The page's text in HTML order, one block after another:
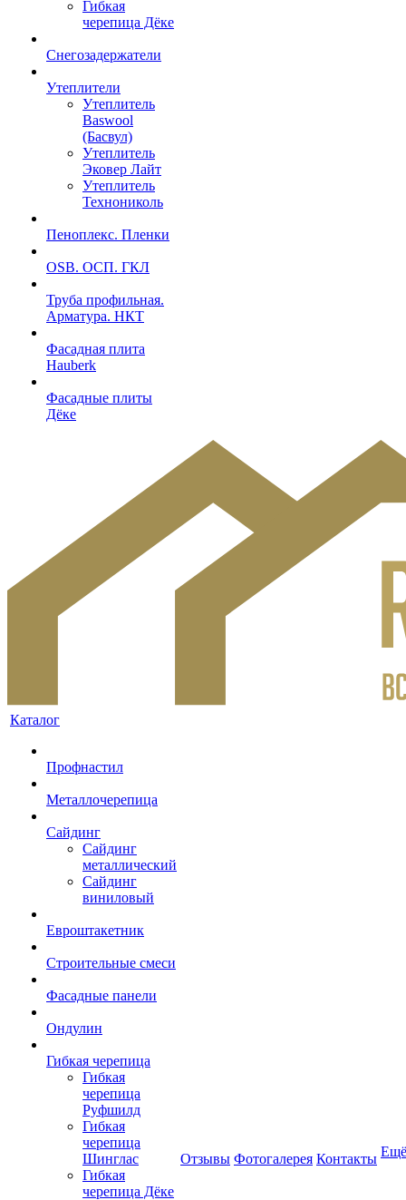
Гибкая
черепица Дёке
Снегозадержатели
Утеплители
Утеплитель
Baswool
(Басвул)
Утеплитель
Эковер Лайт
Утеплитель
Технониколь
Пеноплекс. Пленки
OSB. ОСП. ГКЛ
Труба профильная.
Арматура. НКТ
Фасадная плита
Hauberk
Фасадные плиты
Дёке
Каталог
Профнастил
Металлочерепица
Сайдинг
Сайдинг
металлический
Сайдинг
виниловый
Евроштакетник
Строительные смеси
Фасадные панели
Ондулин
Гибкая черепица
Гибкая
черепица
Руфшилд
Гибкая
черепица
Шинглас
Гибкая
черепица Дёке
Отзывы Фотогалерея Контакты Ещё